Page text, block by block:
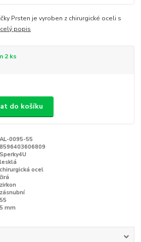
Prsten je vyroben z chirurgické oceli s
celý popis
2 ks
do košíku
AL-0095-55
8596403606809
Sperky4U
lesklá
chirurgická ocel
čirá
zirkon
zásnubní
55
5 mm